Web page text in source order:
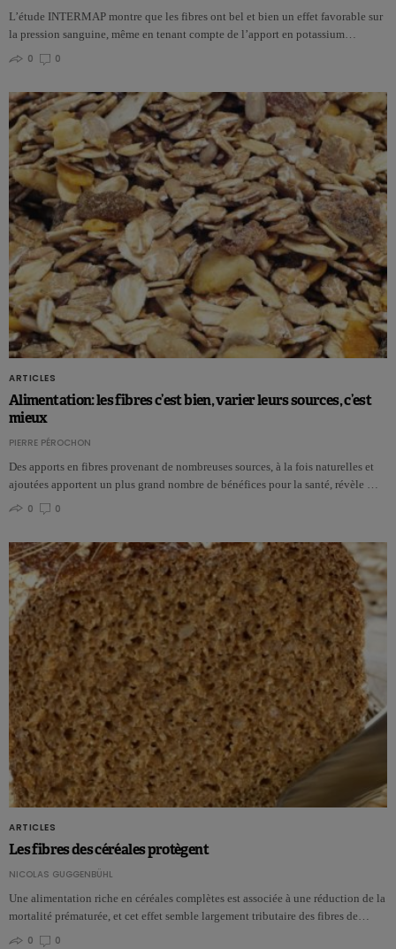
L’étude INTERMAP montre que les fibres ont bel et bien un effet favorable sur
la pression sanguine, même en tenant compte de l’apport en potassium…
0
0
ARTICLES
Alimentation: les fibres c’est bien, varier leurs sources, c’est
mieux
PIERRE PÉROCHON
Des apports en fibres provenant de nombreuses sources, à la fois naturelles et
ajoutées apportent un plus grand nombre de bénéfices pour la santé, révèle …
0
0
ARTICLES
Les fibres des céréales protègent
NICOLAS GUGGENBÜHL
Une alimentation riche en céréales complètes est associée à une réduction de la
mortalité prématurée, et cet effet semble largement tributaire des fibres de…
0
0